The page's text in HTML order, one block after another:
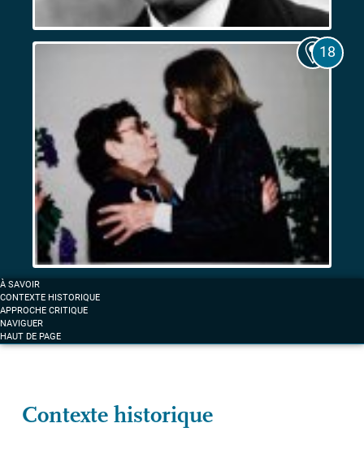
Les
et
de
1922.
Entre
fascination
résistance
Femmes
et
anticolonialisme
à
Marseille
À SAVOIR
CONTEXTE HISTORIQUE
APPROCHE CRITIQUE
NAVIGUER
HAUT DE PAGE
Contexte historique